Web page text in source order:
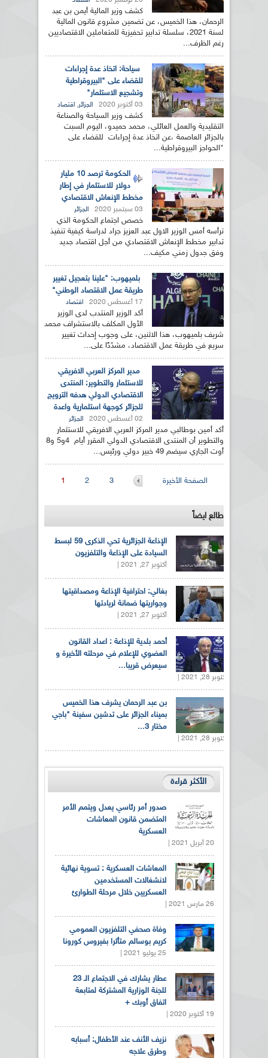
كشف وزير المالية أيمن بن عبد
الرحمان، هذا الخميس، عن تضمين مشروع قانون المالية
لسنة 2021، سلسلة تدابير تحفيزية للمتعاملين الاقتصاديين
رغم الظرف...
سياحة: اتخاذ عدة إجراءات
للقضاء على "البيروقراطية
وتشجيع الاستثمار"
03 أكتوبر 2020 الجزائر, اقتصاد
كشف وزير السياحة والصناعة
التقليدية والعمل العائلي، محمد حميدو، اليوم السبت
بالجزائر العاصمة ،عن اتخاذ عدة إجراءات للقضاء على
"الحواجز البيروقراطية...
الحكومة ترصد 10 مليار
دولار للاستثمار في إطار
مخطط الإنعاش الاقتصادي
03 سبتمبر 2020 الجزائر
خصص اجتماع الحكومة الذي
ترأسه أمس الوزير الاول عبد العزيز جراد لدراسة كيفية تنفيذ
تدابير مخطط الإنعاش الاقتصادي من أجل اقتصاد جديد
وفق جدول زمني مكيف...
بلميهوب: "علينا بتعجيل تغيير
طريقة عمل الاقتصاد الوطني"
17 أغسطس 2020 اقتصاد
أكد الوزير المنتدب لدى الوزير
الأول المكلف بالاستشراف محمد
شريف بلميهوب، هذا الاثنين، على وجوب إحداث تغيير
سريع في طريقة عمل الاقتصاد، مشدّدًا على...
مدير المركز العربي الافريقي
للاستثمار والتطوير: المنتدى
الاقتصادي الدولي هدفه الترويج
للجزائر كوجهة استثمارية واعدة
02 أغسطس 2020 الجزائر
أكد أمين بوطالبي مدير المركز العربي الافريقي للاستثمار
والتطوير أن المنتدى الاقتصادي الدولي المقرر أيام 4و5 و8
أوت الجاري سيضم 49 خبير دولي ورئيس...
الصفحات 1 2 3 الصفحة الأخيرة
طالع ايضاً
الإذاعة الجزائرية تحي الذكرى 59 لبسط
السيادة على الإذاعة والتلفزيون
أكتوبر 27, 2021 |
بغالي: احترافية الإذاعة ومصداقيتها
وجواريتها ضمانة لريادتها
أكتوبر 27, 2021 |
أحمد بلدية للإذاعة : اعداد القانون
العضوي للإعلام في مرحلته الأخيرة و
سيعرض قريبا...
أكتوبر 28, 2021 |
بن عبد الرحمان يشرف هذا الخميس
بميناء الجزائر على تدشين سفينة "باجي
مختار 3...
أكتوبر 28, 2021 |
الأكثر قراءة
صدور أمر رئاسي يعدل ويتمم الأمر
المتضمن قانون المعاشات
العسكرية
20 أبريل 2021 |
المعاشات العسكرية : تسوية نهائية
لانشغالات المستخدمين
العسكريين خلال مرحلة الطوارئ
26 مارس 2021 |
وفاة صحفي التلفزيون العمومي
كريم بوسالم متأثرا بفيروس كورونا
25 يوليو 2021 |
عطار يشارك في الاجتماع الـ 23
للجنة الوزارية المشتركة لمتابعة
اتفاق أوبك +
19 أكتوبر 2020 |
نزيف الأنف عند الأطفال: أسبابه
وطرق علاجه